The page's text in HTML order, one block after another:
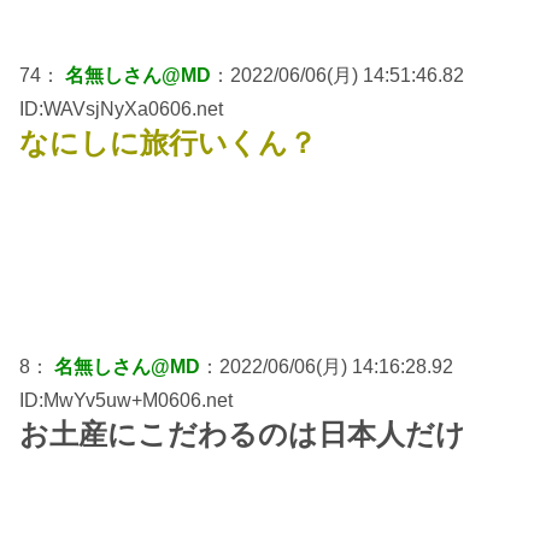
74： 名無しさん@MD ：2022/06/06(月) 14:51:46.82
ID:WAVsjNyXa0606.net
なにしに旅行いくん？
8： 名無しさん@MD ：2022/06/06(月) 14:16:28.92
ID:MwYv5uw+M0606.net
お土産にこだわるのは日本人だけ